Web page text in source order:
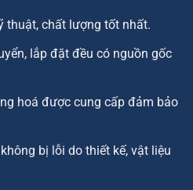
thuật, chất lượng tốt nhất.
lắp đặt đều có nguồn gốc
hoá được cung cấp đảm bảo
bị lỗi do thiết kế, vật liệu